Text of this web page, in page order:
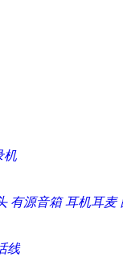
机
有源音箱 耳机耳麦
线